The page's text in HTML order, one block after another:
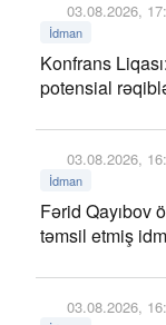
03.08.2026,
İdman
Konfrans
potensial
03.08.2026,
İdman
Fərid Qayıbov
təmsil etmiş
03.08.2026,